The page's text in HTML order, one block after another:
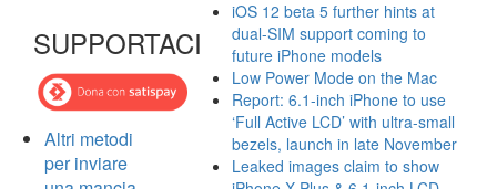
SUPPORTACI
Altri metodi
per inviare
iOS 12 beta 5 further hints at
dual-SIM support coming to
future iPhone models
Low Power Mode on the Mac
Report: 6.1-inch iPhone to use
‘Full Active LCD’ with ultra-small
bezels, launch in late November
Leaked images claim to show